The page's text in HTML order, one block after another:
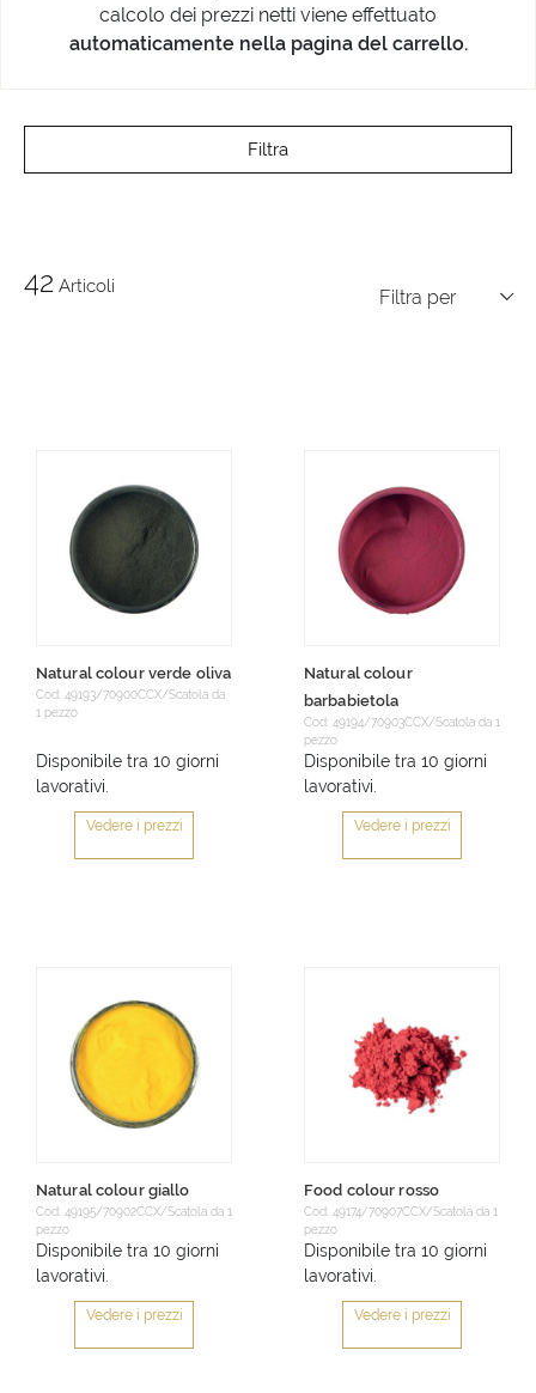
calcolo dei prezzi netti viene effettuato
automaticamente nella pagina del carrello.
Filtra
42 Articoli Filtra per
Natural colour verde oliva
Cod: 49193/70900CCX/Scatola da
1 pezzo
Disponibile tra 10 giorni
lavorativi.
Vedere i prezzi
Natural colour
barbabietola
Cod: 49194/70903CCX/Scatola da 1
pezzo
Disponibile tra 10 giorni
lavorativi.
Vedere i prezzi
Natural colour giallo
Cod: 49195/70902CCX/Scatola da 1
pezzo
Disponibile tra 10 giorni
lavorativi.
Vedere i prezzi
Food colour rosso
Cod: 49174/70907CCX/Scatola da 1
pezzo
Disponibile tra 10 giorni
lavorativi.
Vedere i prezzi